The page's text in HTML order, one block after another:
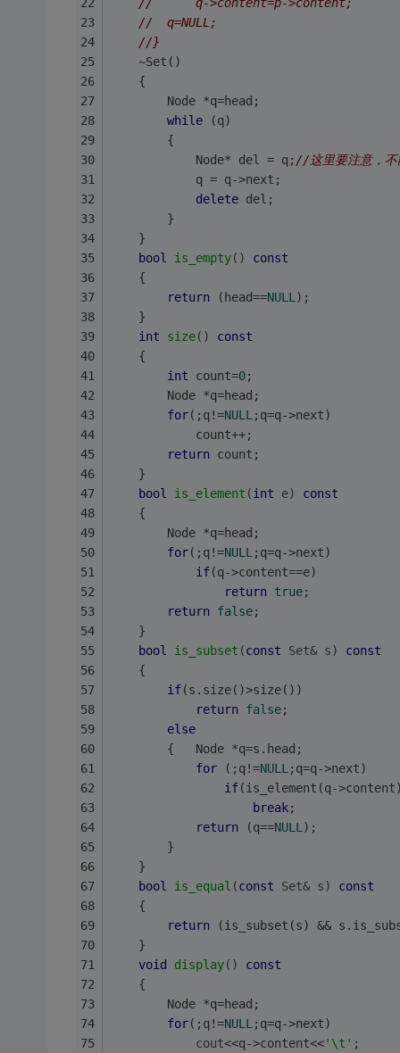
//	q=NULL;
//}
	~Set()
	{
		Node *q=head;
while (q)
        {
            Node* del = q;
//这里要注意，
            q = q->next;
delete del;
		}
	}
bool
is_empty()
const
	{
return (head==NULL );
	}
int
size()
const
	{
int count=0;
		Node *q=head;
for(;q!=NULL ;q=q->next)
			count++;
return count;
	}
bool
is_element (int e)
const
	{
		Node *q=head;
for(;q!=NULL ;q=q->next)
if(q->content==e)
return true;
return false;
	}
bool
is_subset (const Set& s)
const
	{
if(s.size()>size())
return false;
else
		{	Node *q=s.head;
for (;q!=NULL ;q=q->next)
if(is_element(q-
break;
return (q==NULL );
		}
	}
bool
is_equal (const Set& s)
const
	{
return (is_subset(s) &&
	}
void
display()
const
	{
		Node *q=head;
for(;q!=NULL ;q=q->next)
cout<<q->content<<'\t' ;